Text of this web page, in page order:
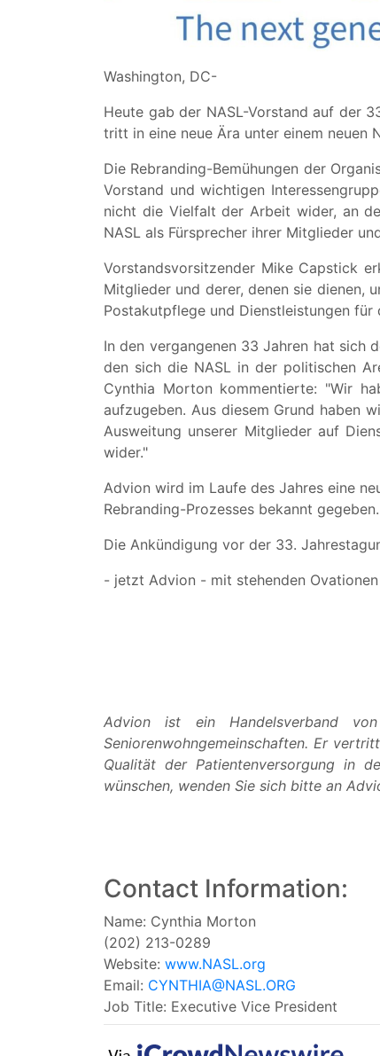
Washington, DC-
Heute gab der NASL-Vorstand auf der
tritt in eine neue Ära unter einem neuen
Die Rebranding-Bemühungen der
Vorstand und wichtigen
nicht die Vielfalt der Arbeit wider, an
NASL als Fürsprecher ihrer Mitglieder
Vorstandsvorsitzender Mike Capstick
Mitglieder und derer, denen sie dienen,
Postakutpflege und Dienstleistungen für
In den vergangenen 33 Jahren hat sich
den sich die NASL in der politischen
Cynthia Morton kommentierte: "Wir
aufzugeben. Aus diesem Grund haben
Ausweitung unserer Mitglieder auf
wider."
Advion wird im Laufe des Jahres eine
Rebranding-Prozesses bekannt gegeben.
Die Ankündigung vor der 33.
- jetzt Advion - mit stehenden
Advion ist ein Handelsverband
Seniorenwohngemeinschaften. Er
Qualität der Patientenversorgung in
wünschen, wenden Sie sich bitte an
Contact Information:
Name: Cynthia Morton
(202) 213-0289
Website: www.NASL.org
Email: CYNTHIA@NASL.ORG
Job Title: Executive Vice President